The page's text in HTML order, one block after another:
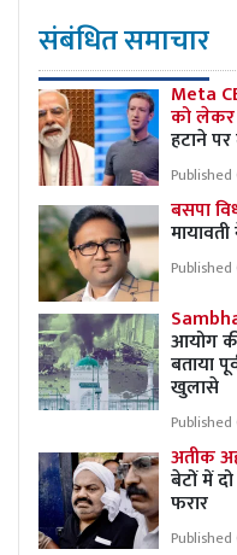
संबंधित समाचार
Meta
को लेकर
हटाने
बसपा
आयोग
बताया
खुलासे
अतीक
बेटों में
फरार